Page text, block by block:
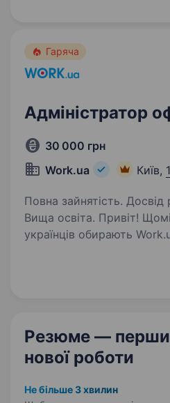
в наш колектив
Гаряча
Адміністратор
30 000 грн
Work.ua
Київ,
Повна зайнятість. Досвід
Вища освіта. Привіт! Щомісяця мільйони
українців обирають
це не лише сервіс, а й
Резюме —
нової роботи
Не більше 3 хвилин